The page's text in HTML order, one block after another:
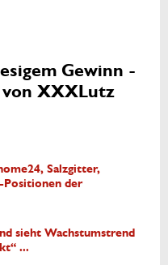
Gewinn -
von XXXLutz
Salzgitter,
Positionen der
sieht Wachstumstrend
...